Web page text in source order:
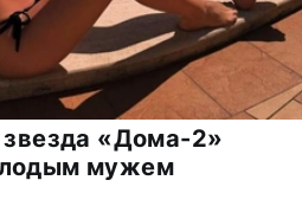
«Дома-2»
мужем